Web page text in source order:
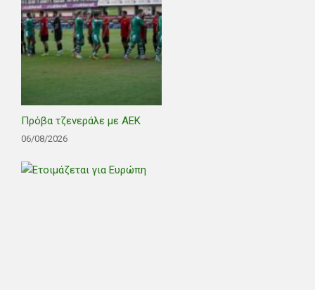
Πρόβα τζενεράλε με ΑΕΚ
06/08/2026